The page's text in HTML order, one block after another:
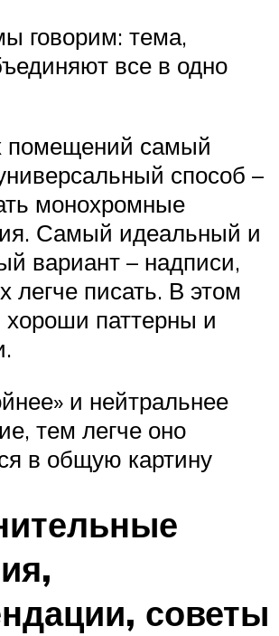
говорим: тема,
все в одно
помещений самый
способ –
монохромные
Самый идеальный и
вариант – надписи,
легче писать. В этом
паттерны и
и нейтральнее
тем легче оно
в общую картину
советы